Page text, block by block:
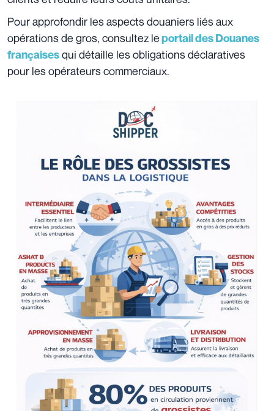
Pour approfondir les aspects douaniers liés aux
opérations de gros, consultez leportail des Douanes
françaisesqui détaille les obligations déclaratives
pour les opérateurs commerciaux.